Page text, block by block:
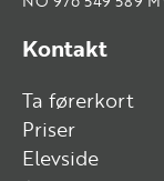
Kontakt
Ta førerkort
Priser
Elevside